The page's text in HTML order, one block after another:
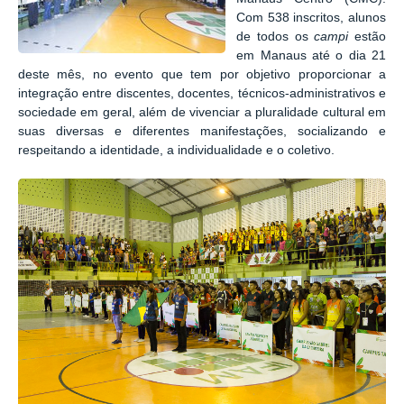
Com 538 inscritos, alunos
de todos oscampiestão
em Manaus até o dia 21
deste mês, no evento que tem por objetivo proporcionar a
integração entre discentes, docentes, técnicos-administrativos e
sociedade em geral, além de vivenciar a pluralidade cultural em
suas diversas e diferentes manifestações, socializando e
respeitando a identidade, a individualidade e o coletivo.